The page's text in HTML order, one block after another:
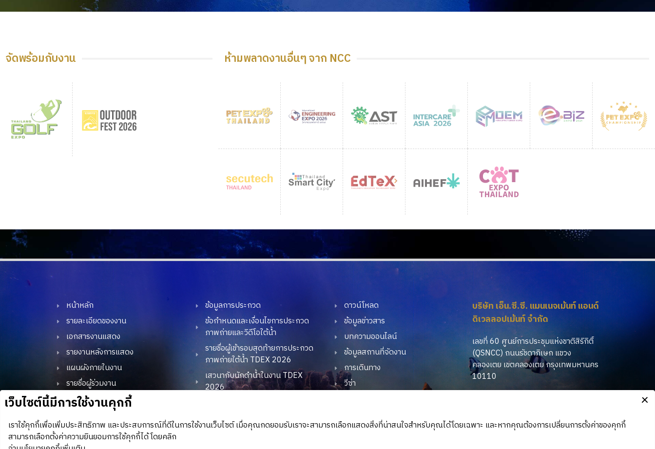
จัดพร้อมกับงาน ห้ามพลาดงานอื่นๆ จาก NCC
หน้าหลัก
รายละเอียดของงาน
เอกสารงานแสดง
รายงานหลังการแสดง
แผนผังภายในงาน
รายชื่อผู้ร่วมงาน
โปรโมชั่น / ไฮไลท์
ข้อมูลการประกวด
ข้อกำหนดและเงื่อนไขการประกวด
ภาพถ่ายและวิดีโอใต้น้ำ
รายชื่อผู้เข้ารอบสุดท้ายการประกวด
ภาพถ่ายใต้น้ำ TDEX 2026
เสวนากับนักดำน้ำในงาน TDEX
2026
บรรยากาศภายในงาน "TDEX
2025"
ดาวน์โหลด
ข้อมูลข่าวสาร
บทความออนไลน์
ข้อมูลสถานที่จัดงาน
การเดินทาง
วีซ่า
บริษัท เอ็น.ซี.ซี. แมนเนจเม้นท์ แอนด์
ดิเวลลอปเม้นท์ จำกัด
เลขที่ 60 ศูนย์การประชุมแห่งชาติสิริกิติ์
(QSNCC) ถนนรัชดาภิเษก แขวง
คลองเตย เขตคลองเตย กรุงเทพมหานคร
10110